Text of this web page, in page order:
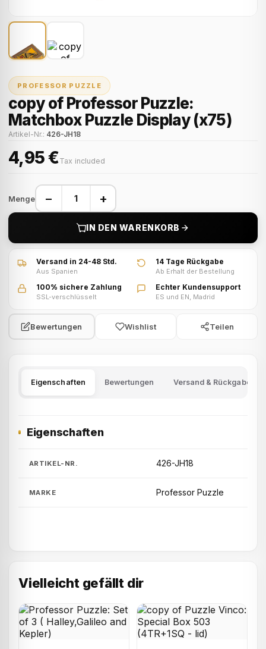
PROFESSOR PUZZLE
copy of Professor Puzzle:
Matchbox Puzzle Display (x75)
Artikel-Nr.: 426-JH18
4,95 €Tax included
Menge − +
IN DEN WARENKORB
Versand in 24-48 Std.
Aus Spanien
14 Tage Rückgabe
Ab Erhalt der Bestellung
100% sichere Zahlung
SSL-verschlüsselt
Echter Kundensupport
ES und EN, Madrid
Bewertungen Wishlist Teilen
Eigenschaften Bewertungen Versand & Rückgabe
Eigenschaften
ARTIKEL-NR. 426-JH18
MARKE Professor Puzzle
Vielleicht gefällt dir